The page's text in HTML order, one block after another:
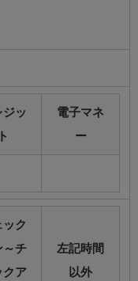
ジッ
ト
電子マネ
ー
ック
～チ
クア
左記時間
以外